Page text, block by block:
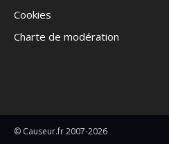
Cookies
Charte de modération
© Causeur.fr 2007-2026